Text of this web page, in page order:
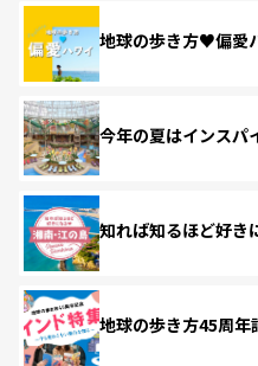
地球の歩き方♥偏愛
今年の夏はインスパ
知れば知るほど好き
地球の歩き方45周年